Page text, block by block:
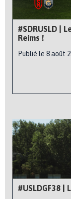
#SDRUSLD |
Reims !
Publié le 8 août
#USLDGF38 |